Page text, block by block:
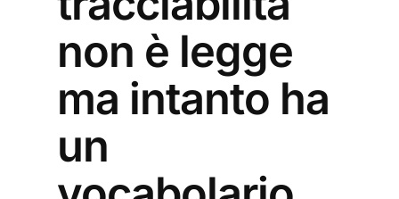
non è legge
ma intanto ha
un